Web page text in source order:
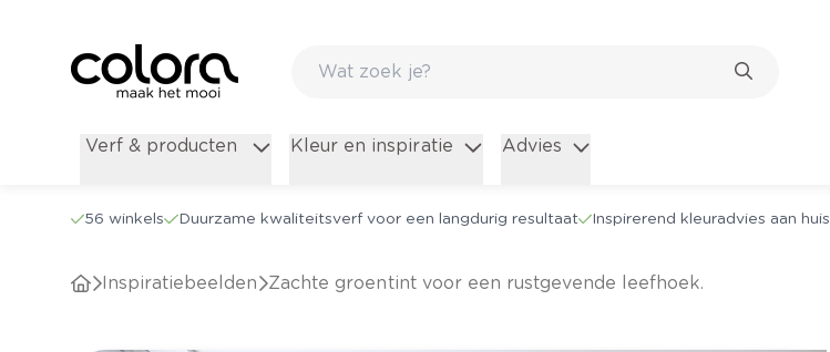
Verf & producten Kleur en inspiratie Advies
56 winkels Duurzame kwaliteitsverf voor een langdurig resultaat Inspirerend kleuradvies aan huis
Inspiratiebeelden Zachte groentint voor een rustgevende leefhoek.